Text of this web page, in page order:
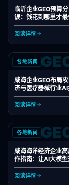
临沂企业GEO预算
误：钱花到哪里才最
阅读详情
各地新闻
威海企业GEO布局
济与医疗器械行业AI
握
阅读详情
各地新闻
威海海洋经济企业高
作指南：让AI大模
阅读详情